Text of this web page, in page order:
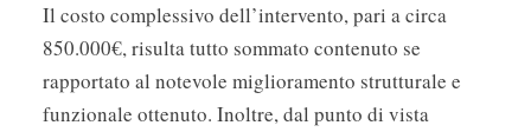
Il costo complessivo dell’intervento, pari a circa
850.000€, risulta tutto sommato contenuto se
rapportato al notevole miglioramento strutturale e
funzionale ottenuto. Inoltre, dal punto di vista